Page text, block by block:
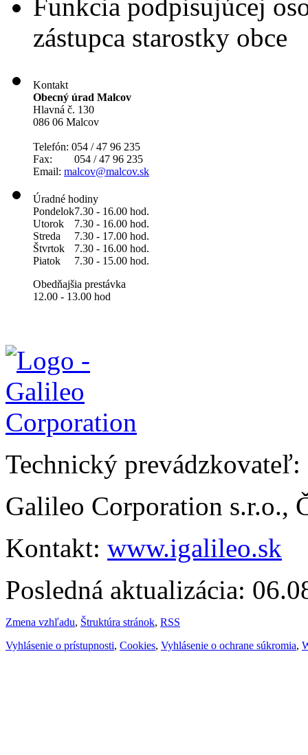
Funkcia podpisujúcej
zástupca starostky obce
Kontakt
Obecný úrad Malcov
Hlavná č. 130
086 06 Malcov
Telefón: 054 / 47 96 235
Fax: 054 / 47 96 235
Email: malcov@malcov.sk
Úradné hodiny
Pondelok7.30 - 16.00 hod.
Utorok
7.30 - 16.00 hod.
Streda
7.30 - 17.00 hod.
Štvrtok
7.30 - 16.00 hod.
Piatok
7.30 - 15.00 hod.
Obedňajšia prestávka
12.00 - 13.00 hod
Technický prevádzkovateľ:
Galileo Corporation s.r.o.,
Kontakt: www.igalileo.sk
Posledná aktualizácia:
Zmena vzhľadu, Štruktúra stránok, RSS
Vyhlásenie o prístupnosti, Cookies, Vyhlásenie o ochrane súkromia,